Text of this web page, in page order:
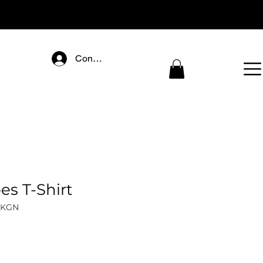
Connectez-vous
T-Shirt